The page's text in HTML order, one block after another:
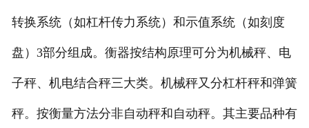
设备原理
企业视频
联系我们
转换系统（如杠杆传力系统）和示值系统（如刻度
盘）3部分组成。衡器按结构原理可分为机械秤、电
子秤、机电结合秤三大类。机械秤又分杠杆秤和弹簧
秤。按衡量方法分非自动秤和自动秤。其主要品种有